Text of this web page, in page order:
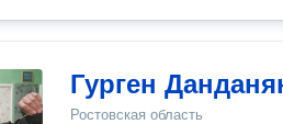
Гурген
Ростовская область